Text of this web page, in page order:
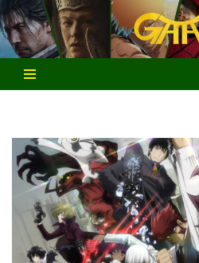
Aller
au
contenu